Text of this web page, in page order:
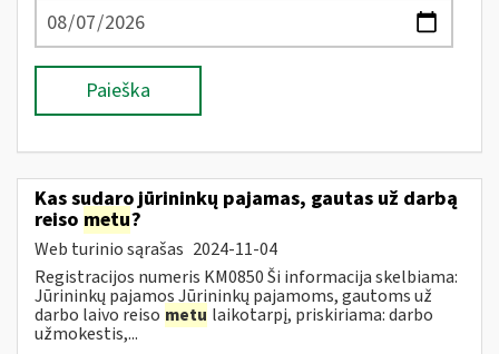
Paieška
Kas sudaro jūrininkų pajamas, gautas už darbą
reiso metu?
Web turinio sąrašas 2024-11-04
Registracijos numeris KM0850 Ši informacija skelbiama:
Jūrininkų pajamos Jūrininkų pajamoms, gautoms už
darbo laivo reiso metu laikotarpį, priskiriama: darbo
užmokestis,...